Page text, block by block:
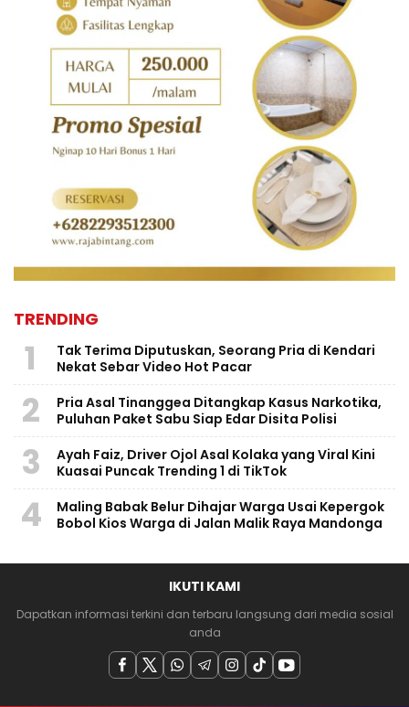
TRENDING
1
Tak Terima Diputuskan, Seorang Pria di Kendari
Nekat Sebar Video Hot Pacar
2
Pria Asal Tinanggea Ditangkap Kasus Narkotika,
Puluhan Paket Sabu Siap Edar Disita Polisi
3
Ayah Faiz, Driver Ojol Asal Kolaka yang Viral Kini
Kuasai Puncak Trending 1 di TikTok
4
Maling Babak Belur Dihajar Warga Usai Kepergok
Bobol Kios Warga di Jalan Malik Raya Mandonga
IKUTI KAMI
Dapatkan informasi terkini dan terbaru langsung dari media sosial
anda